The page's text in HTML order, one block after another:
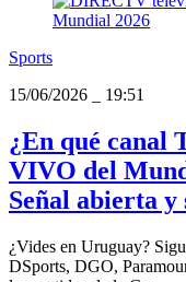
Sports
15/06/2026
19:51
¿En qué canal
VIVO del
Señal abierta
¿Vides en Uruguay?
DSports, DGO,